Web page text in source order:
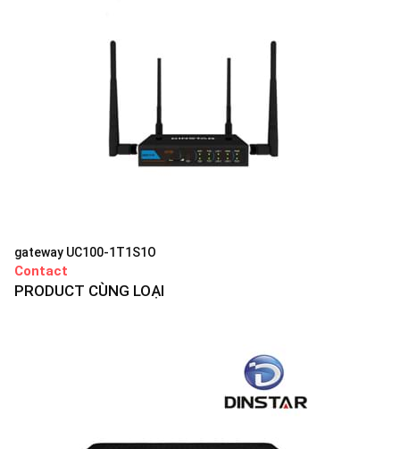
gateway UC100-1T1S1O
Contact
PRODUCT CÙNG LOẠI